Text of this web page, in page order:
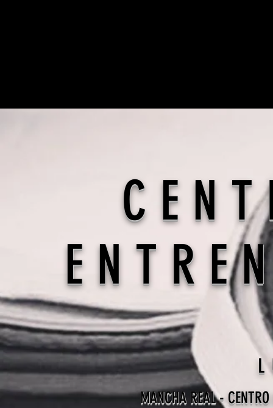
MANCHA REAL -